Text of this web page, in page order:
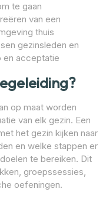
te gaan
van een
thuis
gezinsleden en
en acceptatie
op maat worden
van elk gezin. Een
het gezin kijken naar
en welke stappen er
te bereiken. Dit
groepssessies,
oefeningen.